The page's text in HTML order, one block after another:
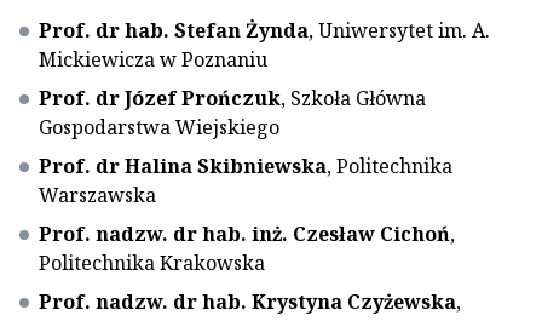
Prof. dr hab. Stefan Żynda, Uniwersytet im. A.
Mickiewicza w Poznaniu
Prof. dr Józef Prończuk, Szkoła Główna
Gospodarstwa Wiejskiego
Prof. dr Halina Skibniewska, Politechnika
Warszawska
Prof. nadzw. dr hab. inż. Czesław Cichoń,
Politechnika Krakowska
Prof. nadzw. dr hab. Krystyna Czyżewska,